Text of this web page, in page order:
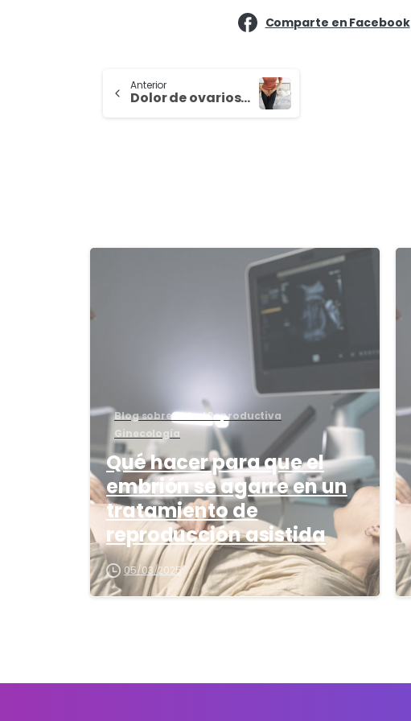
Comparte en Facebook
Anterior
Dolor de ovarios: Causas, síntomas y tratamientos
Blog sobre Salud Reproductiva
Ginecología
Qué hacer para que el
embrión se agarre en un
tratamiento de
reproducción asistida
05/03/2025